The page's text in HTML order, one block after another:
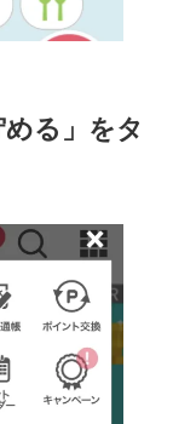
る」をタ